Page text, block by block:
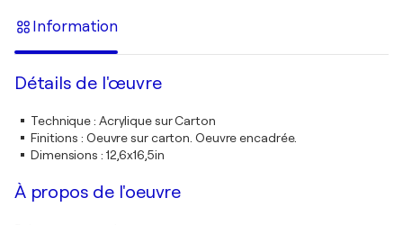
Information
Détails de l'œuvre
Technique: Acrylique sur Carton
Finitions : Oeuvre sur carton. Oeuvre encadrée.
Dimensions : 12,6x16,5in
À propos de l'oeuvre